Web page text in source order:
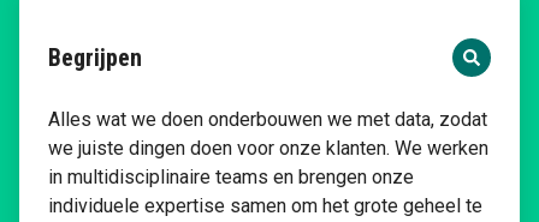
Begrijpen
Alles wat we doen onderbouwen we met data, zodat
we juiste dingen doen voor onze klanten. We werken
in multidisciplinaire teams en brengen onze
individuele expertise samen om het grote geheel te